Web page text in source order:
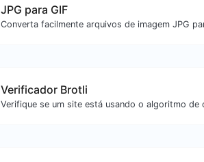
JPG para GIF
Verificador Brotli